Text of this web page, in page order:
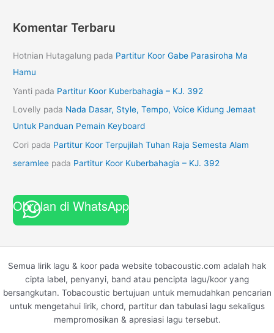
Komentar Terbaru
Hotnian Hutagalung pada Partitur Koor Gabe Parasiroha Ma
Hamu
Yanti pada Partitur Koor Kuberbahagia – KJ. 392
Lovelly pada Nada Dasar, Style, Tempo, Voice Kidung Jemaat
Untuk Panduan Pemain Keyboard
Cori pada Partitur Koor Terpujilah Tuhan Raja Semesta Alam
seramlee pada Partitur Koor Kuberbahagia – KJ. 392
Obrolan di WhatsApp
Semua lirik lagu & koor pada website tobacoustic.com adalah hak
cipta label, penyanyi, band atau pencipta lagu/koor yang
bersangkutan. Tobacoustic bertujuan untuk memudahkan pencarian
untuk mengetahui lirik, chord, partitur dan tabulasi lagu sekaligus
mempromosikan & apresiasi lagu tersebut.